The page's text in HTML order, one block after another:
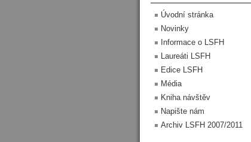
Úvodní stránka
Novinky
Informace o LSFH
Laureáti LSFH
Edice LSFH
Média
Kniha návštěv
Napište nám
Archiv LSFH 2007/2011